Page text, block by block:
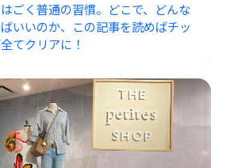
ごく普通の習慣。どこで、どんな
いいのか、この記事を読めばチッ
てクリアに！